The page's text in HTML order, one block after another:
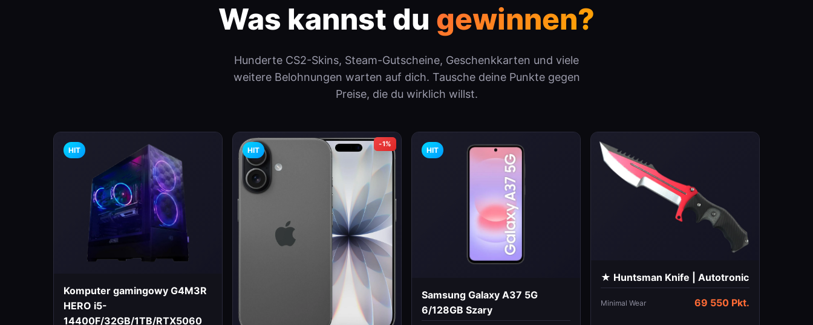
Was kannst du gewinnen?
Hunderte CS2-Skins, Steam-Gutscheine, Geschenkkarten und viele
weitere Belohnungen warten auf dich. Tausche deine Punkte gegen
Preise, die du wirklich willst.
HIT
Komputer gamingowy G4M3R
HERO i5-
14400F/32GB/1TB/RTX5060
-1%
HIT HIT
Samsung Galaxy A37 5G
6/128GB Szary
★ Huntsman Knife | Autotronic
Minimal Wear 69 550 Pkt.